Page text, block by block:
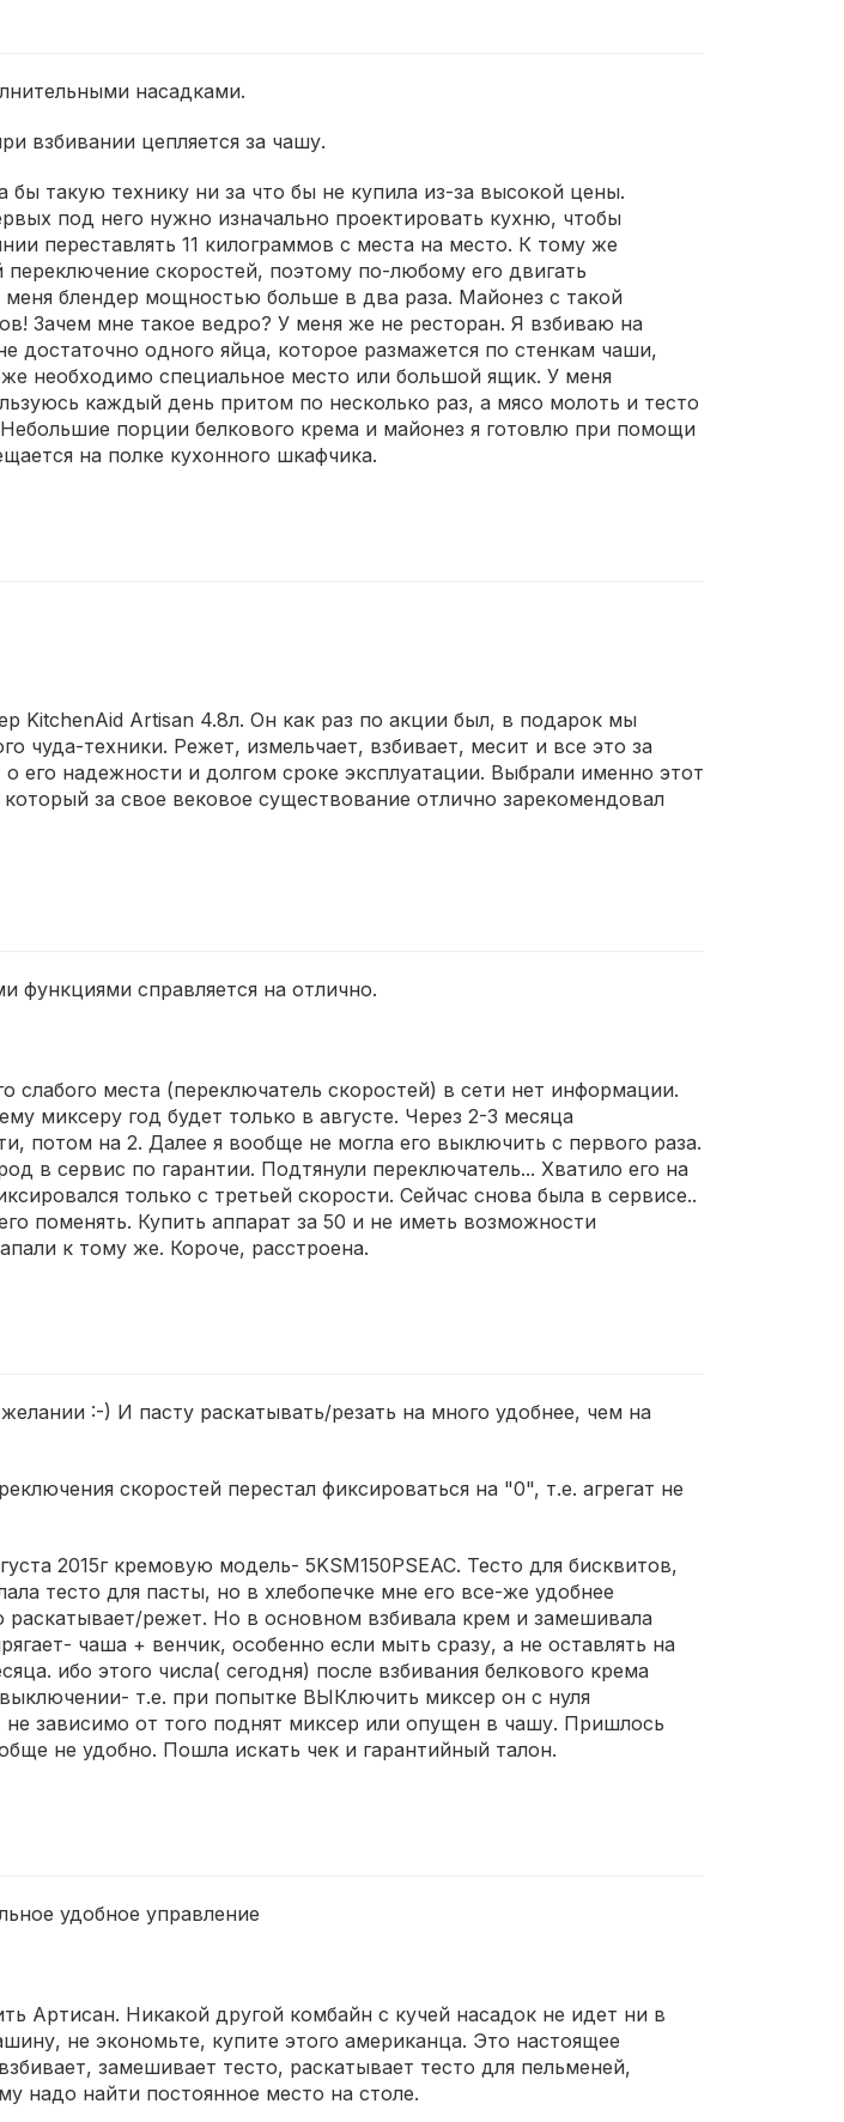
насадками.
взбивании цепляется за чашу.
такую технику ни за что бы не купила из-за высокой цены.
под него нужно изначально проектировать кухню, чтобы
переставлять 11 килограммов с места на место. К тому же
скоростей, поэтому по-любому его двигать
блендер мощностью больше в два раза. Майонез с такой
Зачем мне такое ведро? У меня же не ресторан. Я взбиваю на
одного яйца, которое размажется по стенкам чаши,
необходимо специальное место или большой ящик. У меня
каждый день притом по несколько раз, а мясо молоть и тесто
порции белкового крема и майонез я готовлю при помощи
на полке кухонного шкафчика.
KitchenAid Artisan 4.8л. Он как раз по акции был, в подарок мы
чуда-техники. Режет, измельчает, взбивает, месит и все это за
его надежности и долгом сроке эксплуатации. Выбрали именно этот
за свое вековое существование отлично зарекомендовал
справляется на отлично.
слабого места (переключатель скоростей) в сети нет информации.
миксеру год будет только в августе. Через 2-3 месяца
потом на 2. Далее я вообще не могла его выключить с первого раза.
в сервис по гарантии. Подтянули переключатель... Хватило его на
только с третьей скорости. Сейчас снова была в сервисе..
поменять. Купить аппарат за 50 и не иметь возможности
к тому же. Короче, расстроена.
:-) И пасту раскатывать/резать на много удобнее, чем на
скоростей перестал фиксироваться на "0", т.е. агрегат не
2015г кремовую модель- 5KSM150PSEAC. Тесто для бисквитов,
тесто для пасты, но в хлебопечке мне его все-же удобнее
режет. Но в основном взбивала крем и замешивала
чаша + венчик, особенно если мыть сразу, а не оставлять на
ибо этого числа( сегодня) после взбивания белкового крема
т.е. при попытке ВЫКлючить миксер он с нуля
зависимо от того поднят миксер или опущен в чашу. Пришлось
не удобно. Пошла искать чек и гарантийный талон.
удобное управление
Артисан. Никакой другой комбайн с кучей насадок не идет ни в
не экономьте, купите этого американца. Это настоящее
замешивает тесто, раскатывает тесто для пельменей,
надо найти постоянное место на столе.